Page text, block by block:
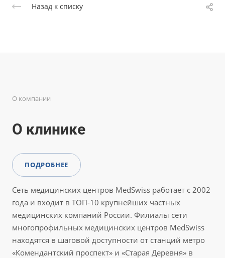
Назад к списку
О компании
О клинике
ПОДРОБНЕЕ
Сеть медицинских центров MedSwiss работает с 2002
года и входит в ТОП-10 крупнейших частных
медицинских компаний России. Филиалы сети
многопрофильных медицинских центров MedSwiss
находятся в шаговой доступности от станций метро
«Комендантский проспект» и «Старая Деревня» в